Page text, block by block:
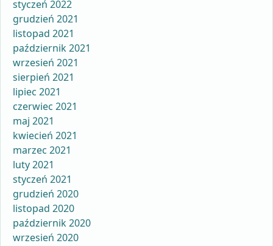
styczeń 2022
grudzień 2021
listopad 2021
październik 2021
wrzesień 2021
sierpień 2021
lipiec 2021
czerwiec 2021
maj 2021
kwiecień 2021
marzec 2021
luty 2021
styczeń 2021
grudzień 2020
listopad 2020
październik 2020
wrzesień 2020